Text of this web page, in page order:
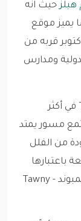
هيلز حيث انه
يميز موقع
قربه من
ومدارس
يقع مشروع هايد بارك اكتوبر "تاوني" Tawny في أكثر
مسور يمتد
من الفلل
باعتبارها
. يقع تاوني كمبوند - Tawny